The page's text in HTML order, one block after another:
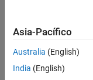
Asia-Pacífico
Australia (English)
India (English)